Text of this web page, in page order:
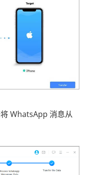
WhatsApp 消息从